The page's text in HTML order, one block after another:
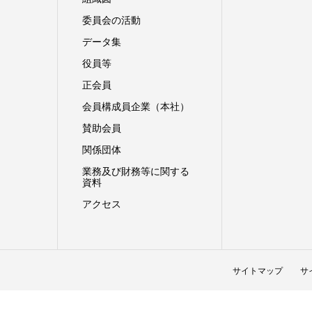
委員会の活動
データ集
役員等
正会員
会員構成員企業（本社）
賛助会員
関係団体
業務及び財務等に関する
資料
アクセス
サイトマップ サ